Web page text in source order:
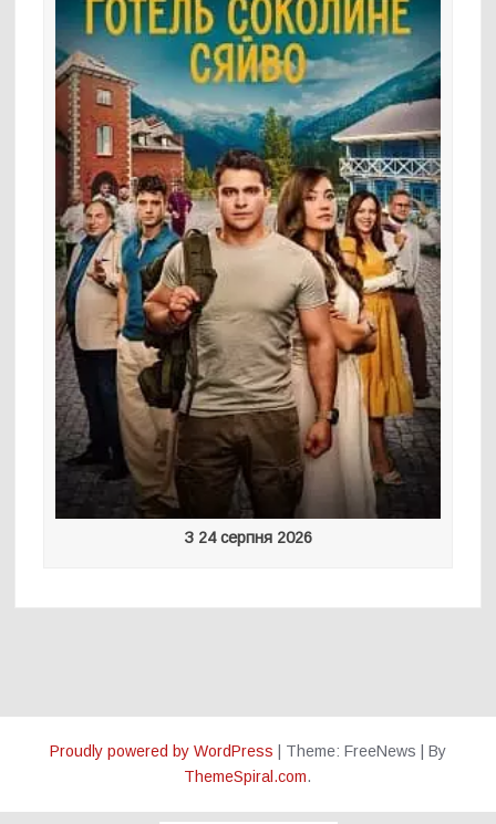
З 24 серпня 2026
Proudly powered by WordPress Theme: FreeNews
By
ThemeSpiral.com.